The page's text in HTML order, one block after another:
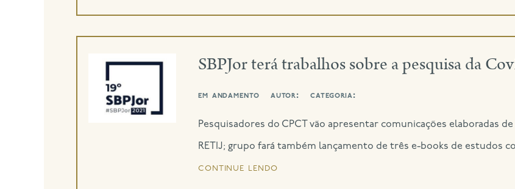
SBPJor terá trabalhos sobre a pesquisa da
em andamento autor: categoria:
Pesquisadores do CPCT vão apresentar comunicações elaboradas
RETIJ; grupo fará também lançamento de três e-books de estudos
continue lendo